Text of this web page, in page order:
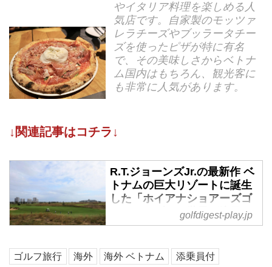
やイタリア料理を楽しめる人
気店です。自家製のモッツァ
レラチーズやブッラータチー
ズを使ったピザが特に有名
で、その美味しさからベトナ
ム国内はもちろん、観光客に
も非常に人気があります。
↓関連記事はコチラ↓
R.T.ジョーンズJr.の最新作 ベ
トナムの巨大リゾートに誕生
した「ホイアナショアーズゴ
ルフクラブ」に世界が注目！
ているリゾートが、古都ホイアン
golfdigest-play.jp
ゴルフ旅行 海外 海外 ベトナム
添乗員付